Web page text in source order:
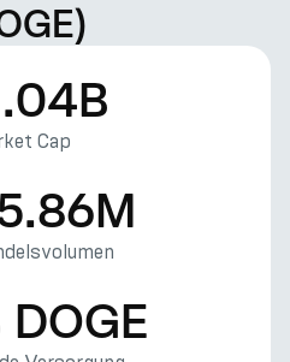
Cap
DOGE